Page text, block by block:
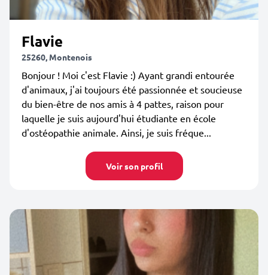
Flavie
25260, Montenois
Bonjour ! Moi c'est Flavie :) Ayant grandi entourée
d'animaux, j'ai toujours été passionnée et soucieuse
du bien-être de nos amis à 4 pattes, raison pour
laquelle je suis aujourd'hui étudiante en école
d'ostéopathie animale. Ainsi, je suis fréque...
Voir son profil